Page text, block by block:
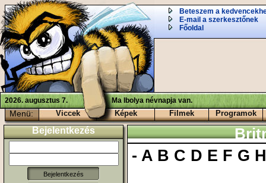
Beteszem a
E-mail a szerkesztőnek
Főoldal
2026. augusztus 7. Ma Ibolya névnapja van.
Menü: Viccek Képek Filmek Programok
Bejelentkezés
-A B C D E F G